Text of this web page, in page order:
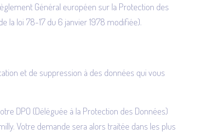
Général européen sur la Protection des
la loi 78-17 du 6 janvier 1978 modifiée).
et de suppression à des données qui vous
DPO (Déléguée à la Protection des Données)
Votre demande sera alors traitée dans les plus